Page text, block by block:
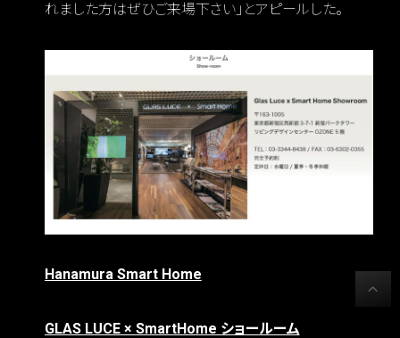
れました方はぜひご来場下さい」とアピールした。
Hanamura Smart Home
GLAS LUCE × SmartHome ショールーム